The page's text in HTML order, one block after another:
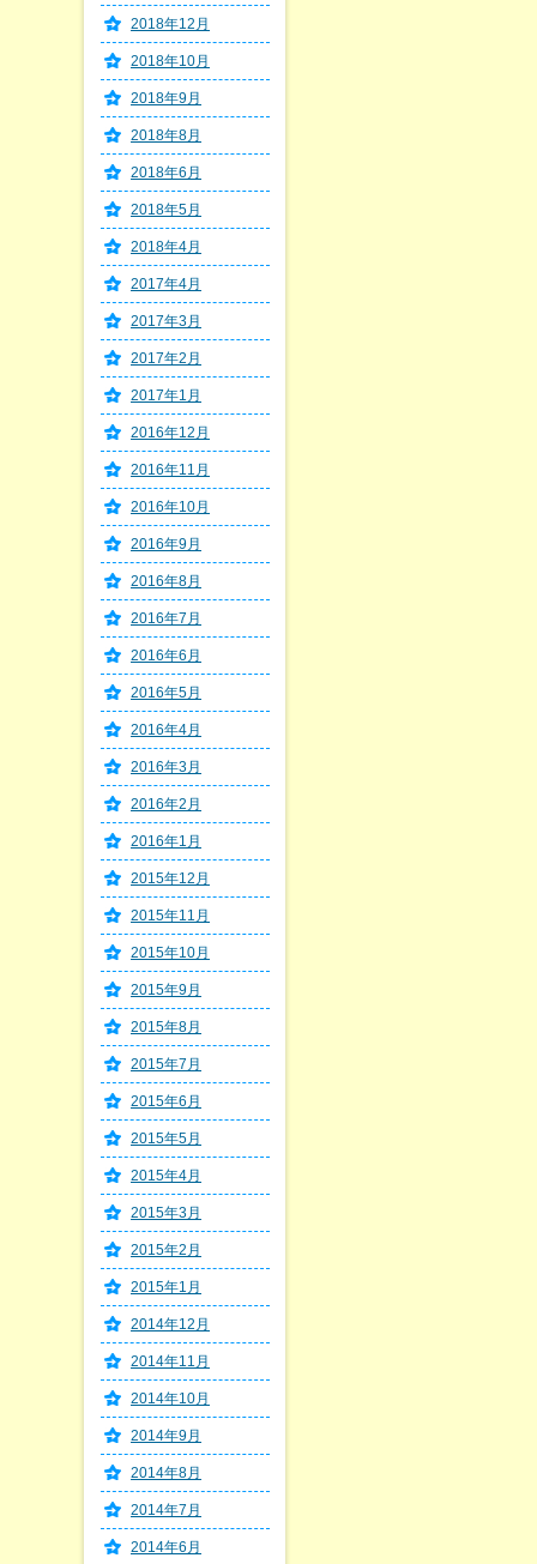
2018年12月
2018年10月
2018年9月
2018年8月
2018年6月
2018年5月
2018年4月
2017年4月
2017年3月
2017年2月
2017年1月
2016年12月
2016年11月
2016年10月
2016年9月
2016年8月
2016年7月
2016年6月
2016年5月
2016年4月
2016年3月
2016年2月
2016年1月
2015年12月
2015年11月
2015年10月
2015年9月
2015年8月
2015年7月
2015年6月
2015年5月
2015年4月
2015年3月
2015年2月
2015年1月
2014年12月
2014年11月
2014年10月
2014年9月
2014年8月
2014年7月
2014年6月